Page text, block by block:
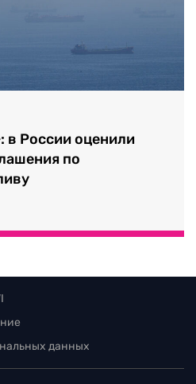
в России оценили
по
данных